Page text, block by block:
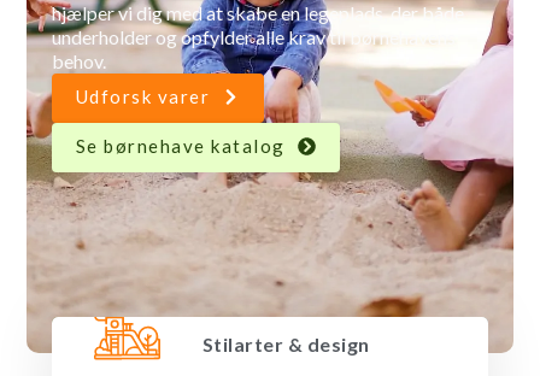
hjælper vi dig med at skabe en legeplads, der både
underholder og opfylder alle krav til børnehavens
behov.
Udforsk varer
Se børnehave katalog
Stilarter & design